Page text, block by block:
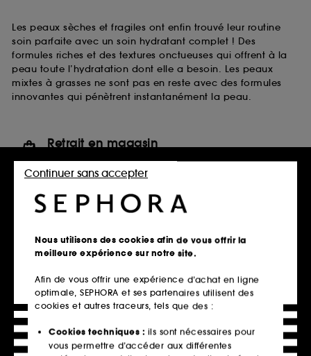
Les peaux sèches et fragiles ont enfin trouvé leur routine
soin parfaite avec un soin hydratant complet ! Des
formules riches et des textures onctueuses qui offrent à la
peau toute l’hydratation dont elle a besoin. Les peaux
mixtes à grasses ne sont pas en reste avec des formules
innovantes qui pénètrent instantanément la peau.
Retrait en magasin
Click & Collect en 2h offert
En savoir plus
Livraison standard offerte
à domicile dès 60€ en France
métropolitaine et Monaco
Explorer l'offre
Paiements sécurisés
En savoir plus
Nous utilisons des cookies afin de vous offrir la
meilleure expérience sur notre site.
Afin de vous offrir une expérience d’achat en ligne
optimale, SEPHORA et ses partenaires utilisent des
cookies et autres traceurs, tels que des :
Cookies techniques : ils sont nécessaires pour
vous permettre d’accéder aux différentes
Continuer sans accepter